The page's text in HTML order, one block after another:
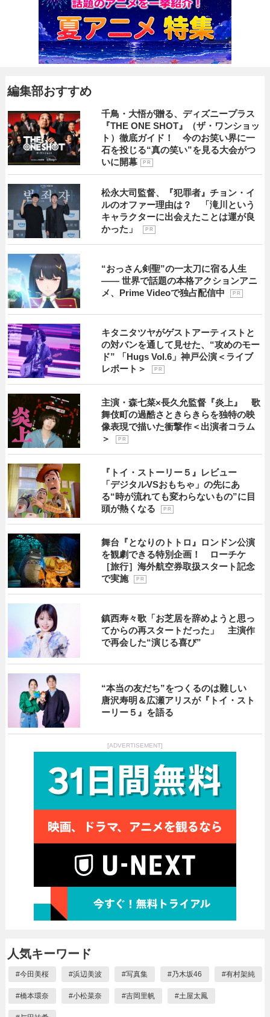
編集部おすすめ
千鳥・大悟が贈る、ディズニープラス
『THE ONE SHOT』（ザ・ワンショッ
ト）徹底ガイド！ 今のお笑い界に一
石を投じる“真の笑い”を見る大会がつ
いに開幕
P R
松永大司監督、『犯罪者』チョン・イ
ルのオファー理由は？ 「滝川という
キャラクターに出会えたことは運が良
かった」
P R
“おっさん剣聖”の一太刀に宿る人生
―― 世界で話題の本格アクションアニ
メ、Prime Videoで独占配信中
P R
キタニタツヤがゲストアーティストと
の対バンを通して見せた、“攻めのモー
ド” 「Hugs Vol.6」神戸公演＜ライブ
レポート＞
P R
主演・森七菜×長久允監督『炎上』 歌
舞伎町の過酷さときらきらを独特の映
像表現で描いた衝撃作＜出演者コラム
＞
P R
『トイ・ストーリー５』レビュー
「デジタルVSおもちゃ」の先にあ
る“時が流れても変わらないもの”に目
頭が熱くなる
P R
舞台『となりのトトロ』ロンドン公演
を観劇できる特別企画！ ローチケ
［旅行］海外航空券取扱スタート記念
で実施
P R
鎮西寿々歌「お芝居を辞めようと思っ
てからの再スタートだった」 主演作
で再会した“演じる喜び”
“本当の友だち”をつくるのは難しい
唐沢寿明＆広瀬アリスが『トイ・スト
ーリー５』を語る
[ADVERTISEMENT]
人気キーワード
#今田美桜 #浜辺美波 #写真集 #乃木坂46 #有村架純
#橋本環奈 #小松菜奈 #吉岡里帆 #土屋太鳳